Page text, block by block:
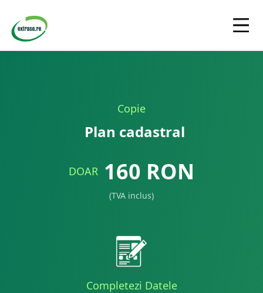
Copie
Plan cadastral
DOAR 160 RON
(TVA inclus)
Completezi Datele